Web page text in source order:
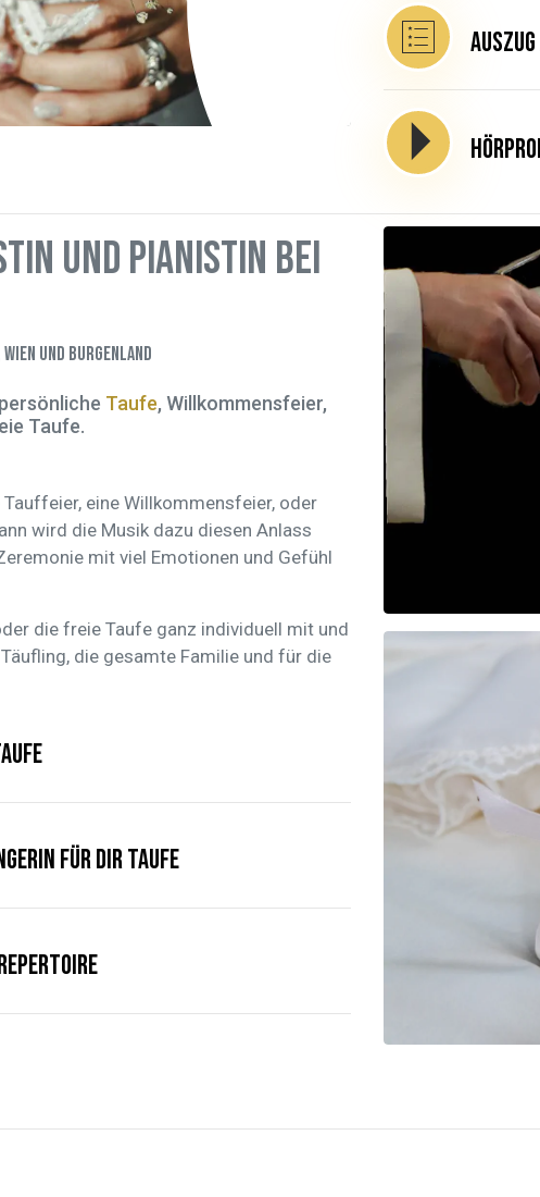
und Pianistin bei
und Burgenland
Taufe, Willkommensfeier,
Taufe.
eine Willkommensfeier, oder
wird die Musik dazu diesen Anlass
mit viel Emotionen und Gefühl
die freie Taufe ganz individuell mit und
die gesamte Familie und für die
für dir Taufe